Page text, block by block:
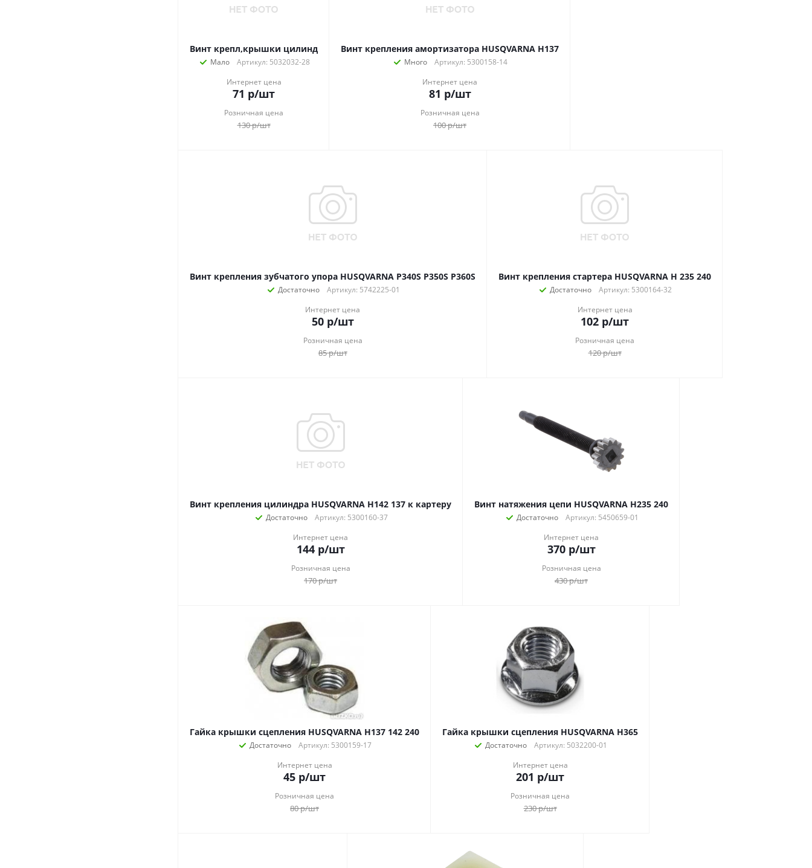
Винт крепл,крышки цилинд
Мало
Артикул: 5032032-28
Интернет цена
71 р/шт
Розничная цена
130р/шт
Винт крепления амортизатора HUSQVARNA H137
Много
Артикул: 5300158-14
Интернет цена
81 р/шт
Розничная цена
100р/шт
Винт крепления зубчатого упора HUSQVARNA P340S P350S P360S
Достаточно
Артикул: 5742225-01
Интернет цена
50р/шт
Розничная цена
85р/шт
Винт крепления стартера HUSQVARNA H 235 240
Достаточно
Артикул: 5300164-32
Интернет цена
102 р/шт
Розничная цена
120р/шт
Винт крепления цилиндра HUSQVARNA H142 137 к картеру
Достаточно
Артикул: 5300160-37
Интернет цена
144р/шт
Розничная цена
170р/шт
Винт натяжения цепи HUSQVARNA H235 240
Достаточно
Артикул: 5450659-01
Интернет цена
370р/шт
Розничная цена
430р/шт
Гайка крышки сцепления HUSQVARNA H137 142 240
Достаточно
Артикул: 5300159-17
Интернет цена
45 р/шт
Розничная цена
80р/шт
Гайка крышки сцепления HUSQVARNA H365
Достаточно
Артикул: 5032200-01
Интернет цена
201 р/шт
Розничная цена
230р/шт